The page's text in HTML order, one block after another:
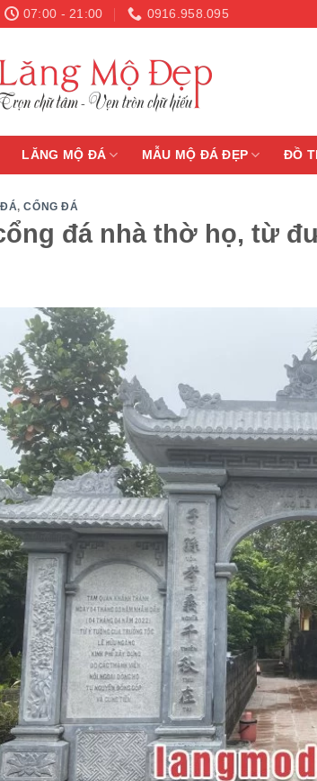
07:00 - 21:00 0916.958.095
LĂNG MỘ ĐÁ MẪU MỘ ĐÁ ĐẸP ĐỒ
ĐÁ,CỔNG ĐÁ
đá nhà thờ họ, từ